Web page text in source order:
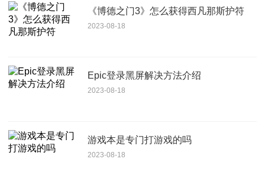
《博德之门3》怎么获得西凡那斯护符
2023-08-18
Epic登录黑屏解决方法介绍
2023-08-18
游戏本是专门打游戏的吗
2023-08-18